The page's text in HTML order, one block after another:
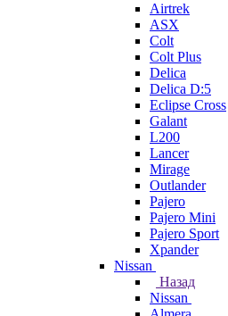
Airtrek
ASX
Colt
Colt Plus
Delica
Delica D:5
Eclipse Cross
Galant
L200
Lancer
Mirage
Outlander
Pajero
Pajero Mini
Pajero Sport
Xpander
Nissan
Назад
Nissan